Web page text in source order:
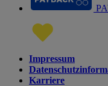
Impressum
Karriere